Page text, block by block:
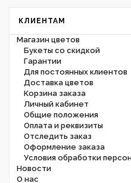
КЛИЕНТАМ
Магазин цветов
Букеты со скидкой
Гарантии
Для постоянных клиентов
Доставка цветов
Корзина заказа
Личный кабинет
Общие положения
Оплата и реквизиты
Отследить заказ
Оформление заказа
Условия обработки
Новости
О нас